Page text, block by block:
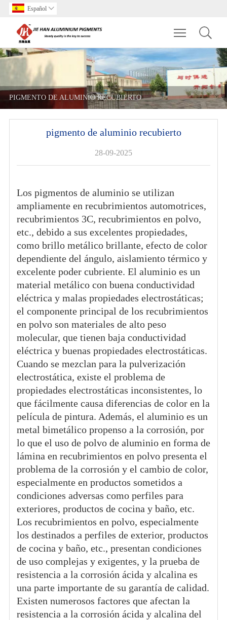
Español 
Toggle
PIGMENTO DE ALUMINIO RECUBIERTO
pigmento de aluminio recubierto
28-09-2025
Los pigmentos de aluminio se utilizan
ampliamente en recubrimientos automotrices,
recubrimientos 3C, recubrimientos en polvo,
etc., debido a sus excelentes propiedades,
como brillo metálico brillante, efecto de color
dependiente del ángulo, aislamiento térmico y
excelente poder cubriente. El aluminio es un
material metálico con buena conductividad
eléctrica y malas propiedades electrostáticas;
el componente principal de los recubrimientos
en polvo son materiales de alto peso
molecular, que tienen baja conductividad
eléctrica y buenas propiedades electrostáticas.
Cuando se mezclan para la pulverización
electrostática, existe el problema de
propiedades electrostáticas inconsistentes, lo
que fácilmente causa diferencias de color en la
película de pintura. Además, el aluminio es un
metal bimetálico propenso a la corrosión, por
lo que el uso de polvo de aluminio en forma de
lámina en recubrimientos en polvo presenta el
problema de la corrosión y el cambio de color,
especialmente en productos sometidos a
condiciones adversas como perfiles para
exteriores, productos de cocina y baño, etc.
Los recubrimientos en polvo, especialmente
los destinados a perfiles de exterior, productos
de cocina y baño, etc., presentan condiciones
de uso complejas y exigentes, y la prueba de
resistencia a la corrosión ácida y alcalina es
una parte importante de su garantía de calidad.
Existen numerosos factores que afectan la
resistencia a la corrosión ácida y alcalina del